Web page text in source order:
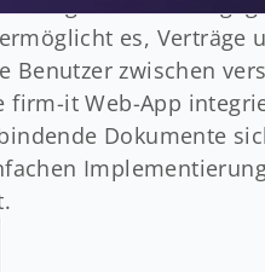
es, Verträge
zwischen
firm-it Web-App
Dokumente